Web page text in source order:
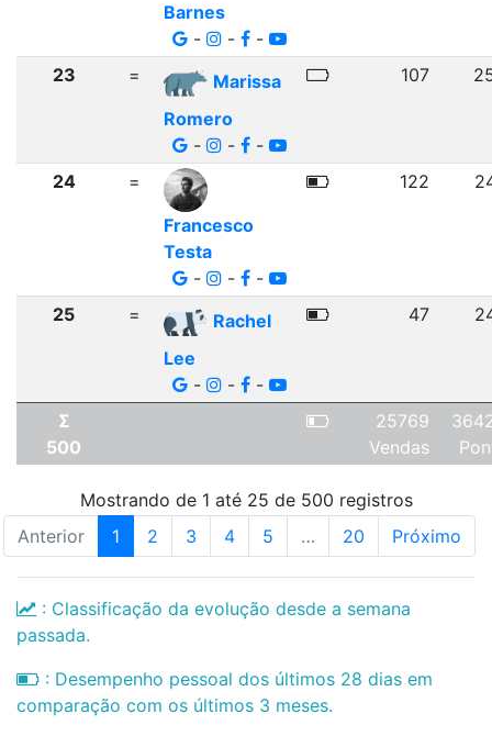
Barnes
-
- -
23 =
Marissa
Romero
-
- -
107
24
=
Francesco
Testa
-
- -
122
25 =
Rachel
Lee
-
- -
47
Σ
500
25769
Vendas
Mostrando de 1 até 25 de 500 registros
Anterior
1 2 3 4 5 … 20 Próximo
: Classificação da evolução desde a semana
passada.
: Desempenho pessoal dos últimos 28 dias em
comparação com os últimos 3 meses.